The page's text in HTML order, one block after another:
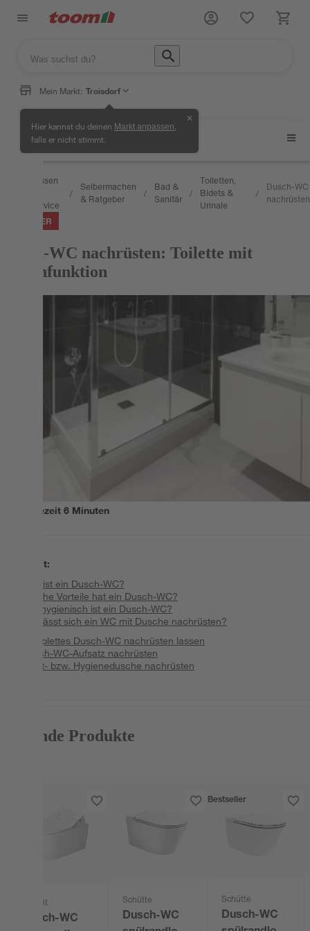
Mein Markt: Troisdorf
Hier kannst du deinen Markt anpassen
falls er nicht stimmt.
✕
Toiletten, Bidets & Urinale
Wissen
Service
/
Selbermachen
& Ratgeber
/
Bad &
Sanitär
/
Toiletten,
Bidets &
Urinale
/
Dusch-WC
nachrüsten
RATGEBER
Dusch-WC nachrüsten: Toilette mit
Waschfunktion
Lesezeit6 Minuten
Inhalt:
Was ist ein Dusch-WC?
Welche Vorteile hat ein Dusch-WC?
Wie hygienisch ist ein Dusch-WC?
Wie lässt sich ein WC mit Dusche nachrüsten?
Komplettes Dusch-WC nachrüsten lassen
Dusch-WC-Aufsatz nachrüsten
Bidet- bzw. Hygienedusche nachrüsten
Passende Produkte
Duravit
Dusch-WC
Schütte
Dusch-WC
Bestseller
Schütte
Dusch-WC